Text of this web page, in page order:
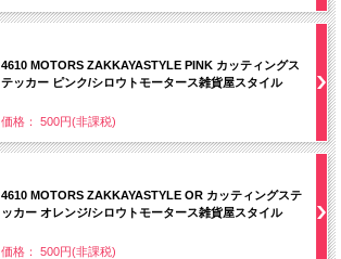
4610 MOTORS ZAKKAYASTYLE PINK カッティングス
テッカー ピンク/シロウトモータース雑貨屋スタイル
価格： 500円(非課税)
4610 MOTORS ZAKKAYASTYLE OR カッティングステ
ッカー オレンジ/シロウトモータース雑貨屋スタイル
価格： 500円(非課税)